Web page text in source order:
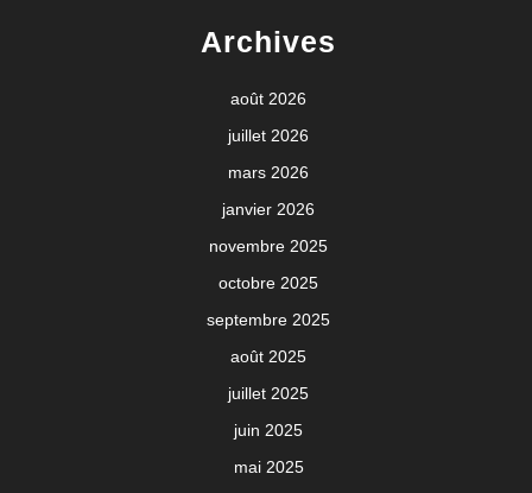
Archives
août 2026
juillet 2026
mars 2026
janvier 2026
novembre 2025
octobre 2025
septembre 2025
août 2025
juillet 2025
juin 2025
mai 2025